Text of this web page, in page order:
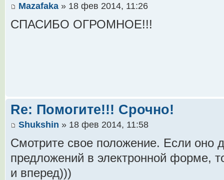
Mazafaka » 18 фев 2014, 11:26
СПАСИБО ОГРОМНОЕ!!!
Re: Помогите!!! Срочно!
Shukshin » 18 фев 2014, 11:58
Смотрите свое положение. Если оно
предложений в электронной форме,
и вперед)))